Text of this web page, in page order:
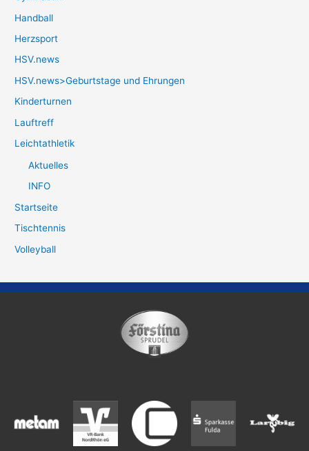
Handball
Herzsport
HSV.news
HSV.news>Geburtstage und Ehrungen
Kinderturnen
Lauftreff
Leichtathletik
Aktuelles
INFO
Startseite
Tischtennis
Volleyball